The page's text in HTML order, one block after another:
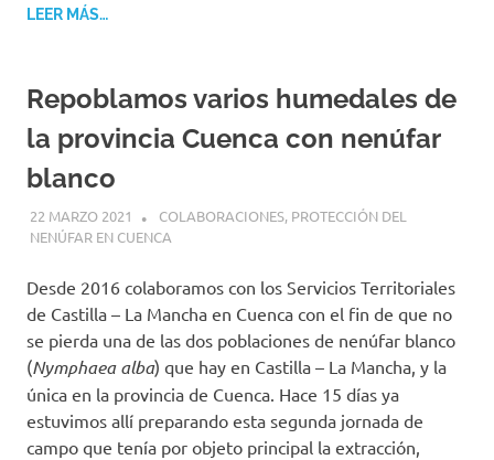
LEER MÁS…
Repoblamos varios humedales de
la provincia Cuenca con nenúfar
blanco
22 MARZO 2021 GEMOSCLERA
COLABORACIONES, PROTECCIÓN DEL
NENÚFAR EN CUENCA
Desde 2016 colaboramos con los Servicios Territoriales
de Castilla – La Mancha en Cuenca con el fin de que no
se pierda una de las dos poblaciones de nenúfar blanco
(Nymphaea alba) que hay en Castilla – La Mancha, y la
única en la provincia de Cuenca. Hace 15 días ya
estuvimos allí preparando esta segunda jornada de
campo que tenía por objeto principal la extracción,